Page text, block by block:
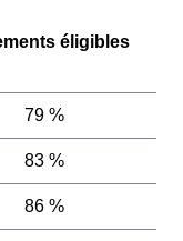
éligibles
79 %
83 %
86 %